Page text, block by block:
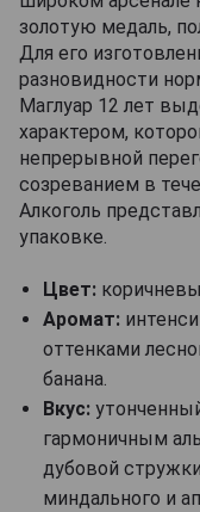
золотую медаль,
Для его
разновидности
Маглуар 12 лет
характером,
непрерывной
созреванием в
Алкоголь
упаковке.
Цвет:
Аромат:
оттенками
банана.
Вкус:
гармоничным
дубовой
миндального и